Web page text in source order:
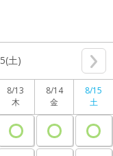
土)
8/13
木
8/14
金
8/15
土